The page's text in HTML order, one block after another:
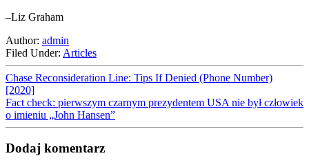
–Liz Graham
Author: admin
Filed Under: Articles
Chase Reconsideration Line: Tips If Denied (Phone Number)
[2020]
Fact check: pierwszym czarnym prezydentem USA nie był człowiek
o imieniu „John Hansen”
Dodaj komentarz